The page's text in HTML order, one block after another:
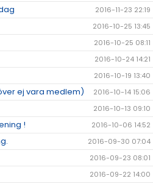
2016-11-23 22:19
2016-10-25 13:45
2016-10-25 08:11
2016-10-24 14:21
2016-10-19 13:40
ej vara medlem) 2016-10-14 15:06
2016-10-13 09:10
! 2016-10-06 14:52
2016-09-30 07:04
2016-09-23 08:01
2016-09-22 14:00